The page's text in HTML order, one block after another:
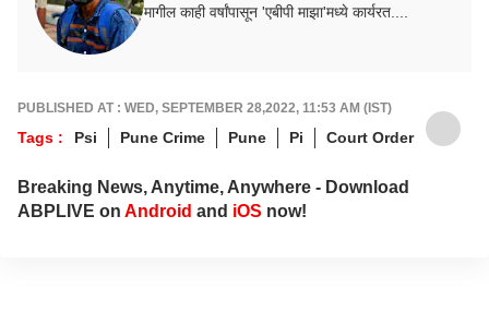
मागील काही वर्षांपासून 'एबीपी माझा'मध्ये कार्यरत....
PUBLISHED AT : WED, SEPTEMBER 28,2022, 11:53 AM (IST)
Tags : Psi Pune Crime Pune Pi Court Order
Breaking News, Anytime, Anywhere - Download
ABPLIVE on Android and iOS now!